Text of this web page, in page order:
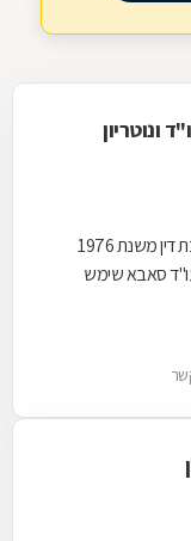
ונוטריון
עו"ד ניקולא סאבא עוסק בעריכת דין משנת 1976
כנוטריון משנת 1996. עו"ד סאבא שימש